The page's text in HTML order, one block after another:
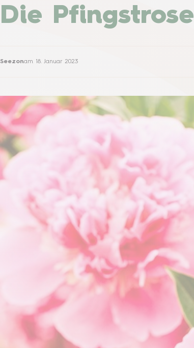
Die Pfingstrose
Seezonam 18. Januar 2023